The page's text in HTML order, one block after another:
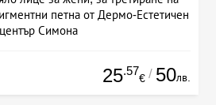
петна от Дермо-Естетичен
център Симона
25.57
€ / 50лв.